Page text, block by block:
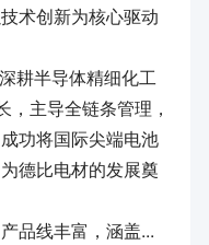
术创新为核心驱动
耕半导体精细化工
主导全链条管理，
功将国际尖端电池
德比电材的发展奠
品线丰富，涵盖...